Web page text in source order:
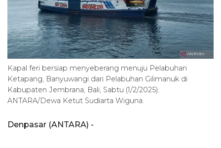
Kapal feri bersiap menyeberang menuju Pelabuhan
Ketapang, Banyuwangi dari Pelabuhan Gilimanuk di
Kabupaten Jembrana, Bali, Sabtu (1/2/2025).
ANTARA/Dewa Ketut Sudiarta Wiguna.
Denpasar (ANTARA) -